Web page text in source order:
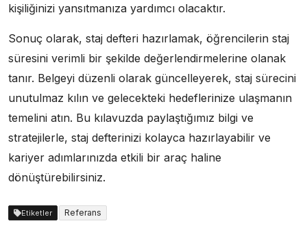
kişiliğinizi yansıtmanıza yardımcı olacaktır.
Sonuç olarak, staj defteri hazırlamak, öğrencilerin staj
süresini verimli bir şekilde değerlendirmelerine olanak
tanır. Belgeyi düzenli olarak güncelleyerek, staj sürecini
unutulmaz kılın ve gelecekteki hedeflerinize ulaşmanın
temelini atın. Bu kılavuzda paylaştığımız bilgi ve
stratejilerle, staj defterinizi kolayca hazırlayabilir ve
kariyer adımlarınızda etkili bir araç haline
dönüştürebilirsiniz.
Etiketler Referans